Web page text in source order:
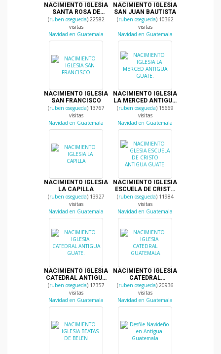
NACIMIENTO IGLESIA
SANTA ROSA DE
LIMA
(ruben osegueda) 22582
visitas
Navidad en Guatemala
NACIMIENTO IGLESIA
SAN JUAN BAUTISTA
(ruben osegueda) 10362
visitas
Navidad en Guatemala
NACIMIENTO IGLESIA
SAN FRANCISCO
(ruben osegueda) 13767
visitas
Navidad en Guatemala
NACIMIENTO IGLESIA
LA MERCED ANTIGUA
GUATE.
(ruben osegueda) 15669
visitas
Navidad en Guatemala
NACIMIENTO IGLESIA
LA CAPILLA
(ruben osegueda) 13927
visitas
Navidad en Guatemala
NACIMIENTO IGLESIA
ESCUELA DE CRISTO
ANTIGUA GUATE.
(ruben osegueda) 11984
visitas
Navidad en Guatemala
NACIMIENTO IGLESIA
CATEDRAL ANTIGUA
GUATE.
(ruben osegueda) 17357
visitas
Navidad en Guatemala
NACIMIENTO IGLESIA
CATEDRAL
GUATEMALA
(ruben osegueda) 20936
visitas
Navidad en Guatemala